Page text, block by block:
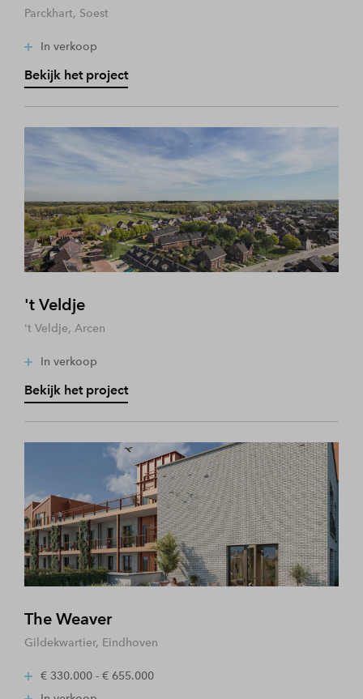
Parckhart, Soest
In verkoop
Bekijk het project
't Veldje
't Veldje, Arcen
In verkoop
Bekijk het project
The Weaver
Gildekwartier, Eindhoven
€ 330.000 - € 655.000